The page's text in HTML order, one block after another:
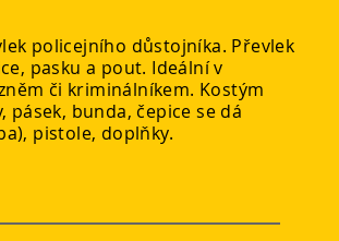
policejního důstojníka. Převlek
pasku a pout. Ideální v
či kriminálníkem. Kostým
bunda, čepice se dá
pistole, doplňky.